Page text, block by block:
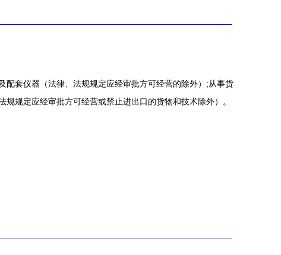
配套仪器（法律、法规规定应经审批方可经营的除外）;从事货
规规定应经审批方可经营或禁止进出口的货物和技术除外）。